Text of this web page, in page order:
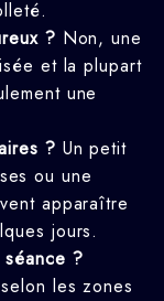
? Non, une
et la plupart
une
? Un petit
ou une
apparaître
jours.
?
les zones